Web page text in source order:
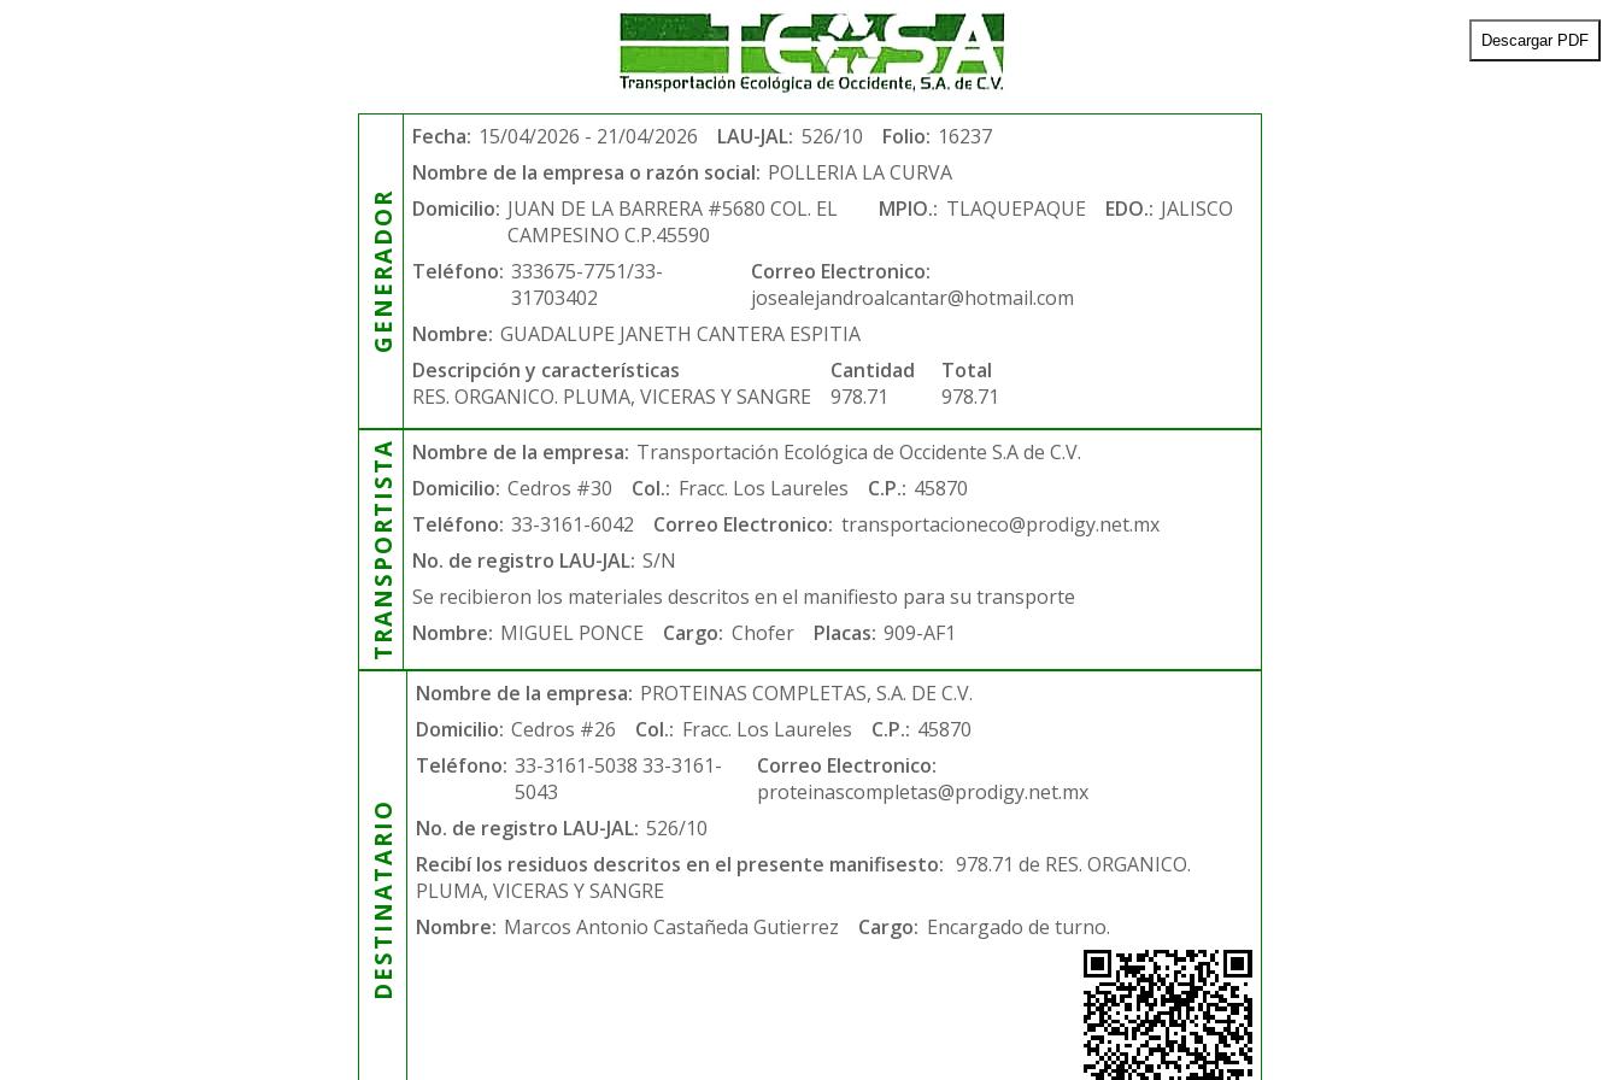
Descargar PDF
GENERADOR
Fecha: 15/04/2026 - 21/04/2026 LAU-JAL: 526/10 Folio: 16237
Nombre de la empresa o razón social: POLLERIA LA CURVA
Domicilio: JUAN DE LA BARRERA #5680 COL. EL
CAMPESINO C.P.45590
MPIO.: TLAQUEPAQUE EDO.: JALISCO
Teléfono: 333675-7751/33-
31703402
Correo Electronico:
josealejandroalcantar@hotmail.com
Nombre: GUADALUPE JANETH CANTERA ESPITIA
Descripción y características
RES. ORGANICO. PLUMA, VICERAS Y SANGRE
Cantidad
978.71
Total
978.71
TRANSPORTISTA Nombre de la empresa: Transportación Ecológica de Occidente S.A de C.V.
Domicilio: Cedros #30 Col.: Fracc. Los Laureles C.P.: 45870
Teléfono: 33-3161-6042 Correo Electronico: transportacioneco@prodigy.net.mx
No. de registro LAU-JAL: S/N
Se recibieron los materiales descritos en el manifiesto para su transporte
Nombre: MIGUEL PONCE Cargo: Chofer Placas: 909-AF1
DESTINATARIO
Nombre de la empresa: PROTEINAS COMPLETAS, S.A. DE C.V.
Domicilio: Cedros #26 Col.: Fracc. Los Laureles C.P.: 45870
Teléfono: 33-3161-5038 33-3161-
5043
Correo Electronico:
proteinascompletas@prodigy.net.mx
No. de registro LAU-JAL: 526/10
Recibí los residuos descritos en el presente manifisesto: 978.71 de RES. ORGANICO.
PLUMA, VICERAS Y SANGRE
Nombre: Marcos Antonio Castañeda Gutierrez Cargo: Encargado de turno.